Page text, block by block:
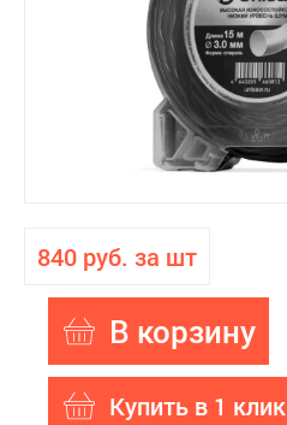
840 руб. за шт
В корзину
Купить в 1 клик